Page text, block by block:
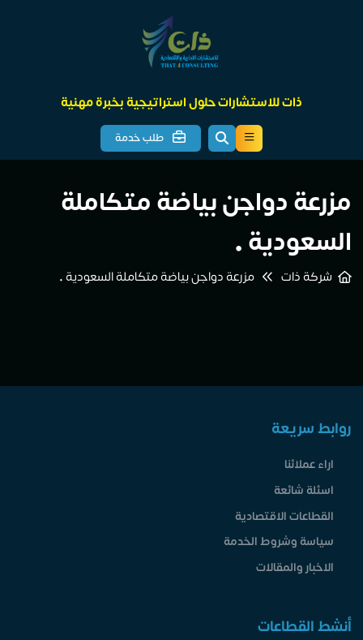
ذات للاستشارات حلول استراتيجية بخبرة مهنية
طلب خدمة
مزرعة دواجن بياضة متكاملة
السعودية •
شركة ذات مزرعة دواجن بياضة متكاملة السعودية •
روابط سريعة
اراء عملائنا
اسئلة شائعة
القطاعات الاقتصادية
سياسة وشروط الخدمة
الاخبار والمقالات
أنشط القطاعات